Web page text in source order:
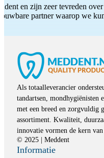
en zijn zeer tevreden
partner waarop we
Als totaalleverancier
tandartsen, mondhygiënisten
met een breed en zorgvuldig
assortiment. Kwaliteit,
innovatie vormen de kern van
© 2025 | Meddent
Informatie